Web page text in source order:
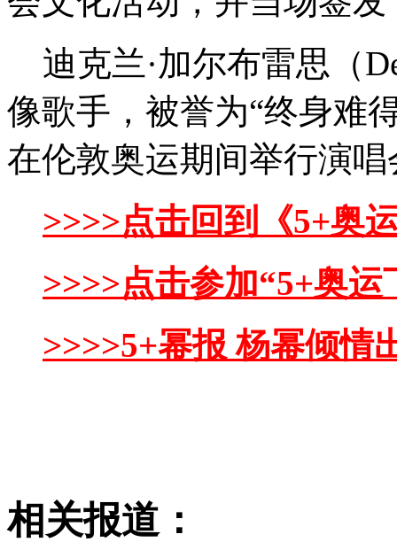
迪克兰·加尔布雷思（
像歌手，被誉为“终身难
在伦敦奥运期间举行演唱
>>>>点击回到《5+奥
>>>>点击参加“5+奥
>>>>5+幂报 杨幂倾情
相关报道：